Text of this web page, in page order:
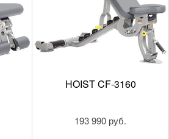
HOIST CF-3160
193 990 руб.